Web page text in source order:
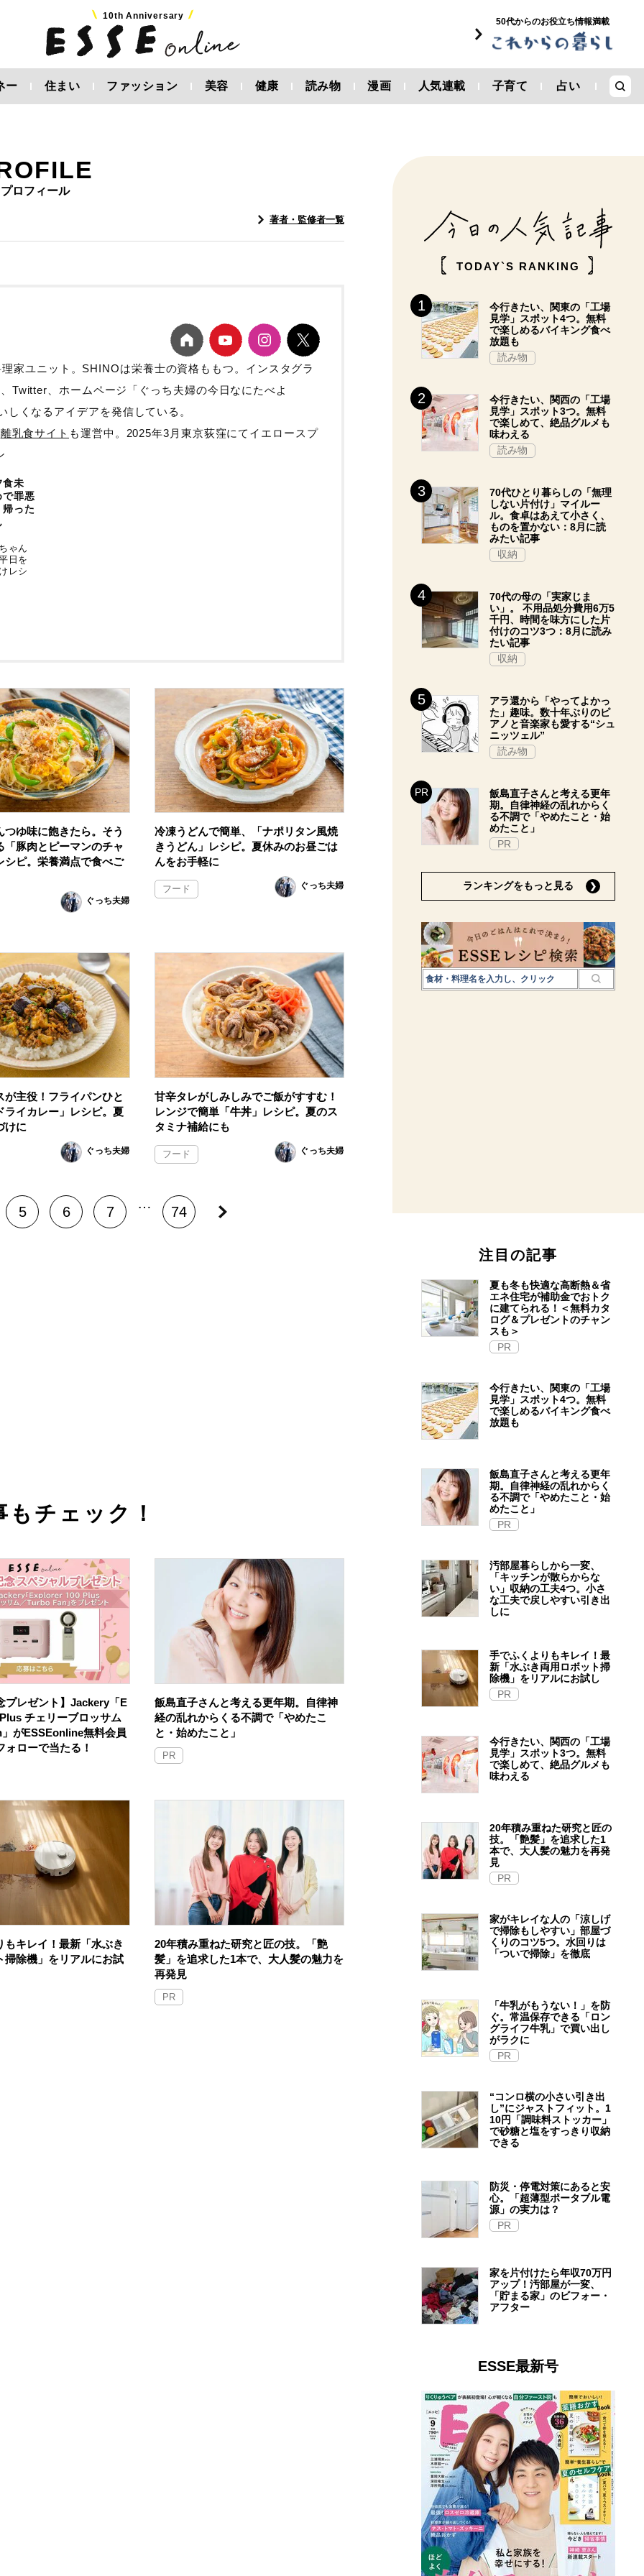
10th Anniversary
50代からのお役立ち情報満載
ー 住まい ファッション 美容 健康 読み物 漫画 人気連載 子育て 占い
プロフィール
著者・監修者一覧
家ユニット。SHINOは栄養士の資格ももつ。インスタグラ
Twitter、ホームページ「ぐっち夫婦の今日なにたべよ
くなるアイデアを発信している。
離乳食サイト も運営中。2025年3月東京荻窪にてイエロースプ
食未
で罪悪
った
ゃん
日を
レシ
つゆ味に飽きたら。そう
「豚肉とピーマンのチャ
シピ。栄養満点で食べご
ぐっち夫婦
冷凍うどんで簡単、「ナポリタン風焼
きうどん」レシピ。夏休みのお昼ごは
んをお手軽に
フード ぐっち夫婦
が主役！フライパンひと
ライカレー」レシピ。夏
けに
ぐっち夫婦
甘辛タレがしみしみでご飯がすすむ！
レンジで簡単「牛丼」レシピ。夏のス
タミナ補給にも
フード ぐっち夫婦
5 6 7
…
74
もチェック！
プレゼント】Jackery「E
チェリーブロッサム
がESSEonline無料会員
ォローで当たる！
飯島直子さんと考える更年期。自律神
経の乱れからくる不調で「やめたこ
と・始めたこと」
PR
もキレイ！最新「水ぶき
掃除機」をリアルにお試
20年積み重ねた研究と匠の技。「艶
髪」を追求した1本で、大人髪の魅力を
再発見
PR
TODAY`S RANKING
今行きたい、関東の「工場
見学」スポット4つ。無料
で楽しめるバイキング食べ
放題も
読み物
今行きたい、関西の「工場
見学」スポット3つ。無料
で楽しめて、絶品グルメも
味わえる
読み物
70代ひとり暮らしの「無理
しない片付け」マイルー
ル。食卓はあえて小さく、
ものを置かない：8月に読
みたい記事
収納
70代の母の「実家じま
い」。 不用品処分費用6万5
千円、時間を味方にした片
付けのコツ3つ：8月に読み
たい記事
収納
アラ還から「やってよかっ
た」趣味。数十年ぶりのピ
アノと音楽家も愛する“シュ
ニッツェル”
読み物
飯島直子さんと考える更年
期。自律神経の乱れからく
る不調で「やめたこと・始
めたこと」
PR
ランキングをもっと見る
注目の記事
夏も冬も快適な高断熱＆省
エネ住宅が補助金でおトク
に建てられる！＜無料カタ
ログ＆プレゼントのチャン
スも＞
PR
今行きたい、関東の「工場
見学」スポット4つ。無料
で楽しめるバイキング食べ
放題も
飯島直子さんと考える更年
期。自律神経の乱れからく
る不調で「やめたこと・始
めたこと」
PR
汚部屋暮らしから一変、
「キッチンが散らからな
い」収納の工夫4つ。小さ
な工夫で戻しやすい引き出
しに
手でふくよりもキレイ！最
新「水ぶき両用ロボット掃
除機」をリアルにお試し
PR
今行きたい、関西の「工場
見学」スポット3つ。無料
で楽しめて、絶品グルメも
味わえる
20年積み重ねた研究と匠の
技。「艶髪」を追求した1
本で、大人髪の魅力を再発
見
PR
家がキレイな人の「涼しげ
で掃除もしやすい」部屋づ
くりのコツ5つ。水回りは
「ついで掃除」を徹底
「牛乳がもうない！」を防
ぐ。常温保存できる「ロン
グライフ牛乳」で買い出し
がラクに
PR
“コンロ横の小さい引き出
し”にジャストフィット。1
10円「調味料ストッカー」
で砂糖と塩をすっきり収納
できる
防災・停電対策にあると安
心。「超薄型ポータブル電
源」の実力は？​
PR
家を片付けたら年収70万円
アップ！汚部屋が一変、
「貯まる家」のビフォー・
アフター
ESSE最新号